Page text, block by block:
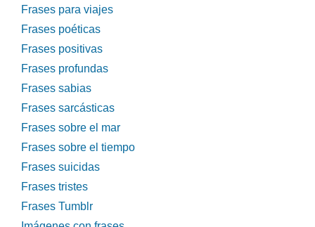
Frases para viajes
Frases poéticas
Frases positivas
Frases profundas
Frases sabias
Frases sarcásticas
Frases sobre el mar
Frases sobre el tiempo
Frases suicidas
Frases tristes
Frases Tumblr